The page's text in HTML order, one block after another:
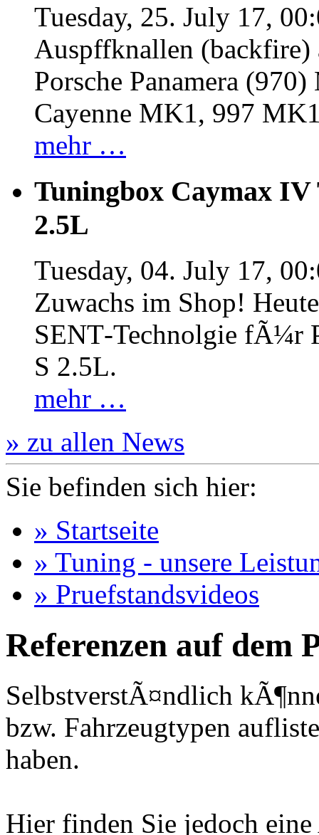
Tuesday, 25. July 17,
Auspffknallen
Porsche Panamera
Cayenne MK1, 997
mehr …
Tuningbox Caymax IV
2.5L
Tuesday, 04. July 17,
Zuwachs im Shop!
SENT‐Technolgie fÃ¼r
S 2.5L.
mehr …
» zu allen News
Sie befinden sich hier:
» Startseite
» Tuning - unsere
» Pruefstandsvideos
Referenzen auf dem
SelbstverstÃ¤ndlich
bzw. Fahrzeugtypen
haben.
Hier finden Sie jedoch